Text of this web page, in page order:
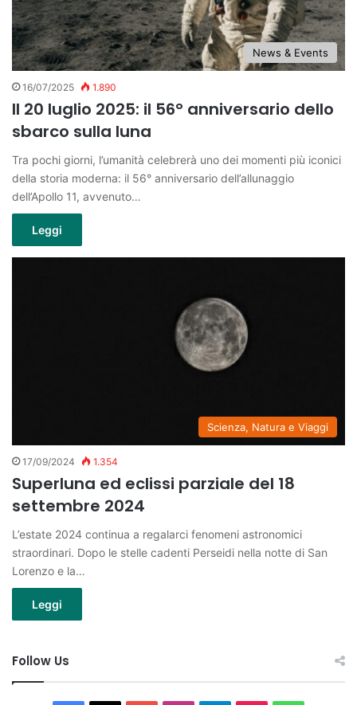
News & Events
16/07/2025 1.890
Il 20 luglio 2025: il 56° anniversario dello
sbarco sulla luna
Tra pochi giorni, l’umanità celebrerà uno dei momenti più iconici
della storia moderna: il 56° anniversario dell’allunaggio
dell’Apollo 11, avvenuto…
Leggi
Scienza, Natura e Viaggi
17/09/2024 1.354
Superluna ed eclissi parziale del 18
settembre 2024
L’estate 2024 continua a regalarci fenomeni astronomici
straordinari. Dopo le stelle cadenti Perseidi nella notte di San
Lorenzo e la…
Leggi
Follow Us